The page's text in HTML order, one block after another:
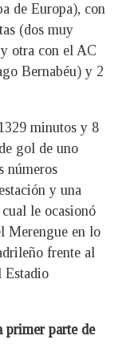
de Europa), con
(dos muy
otra con el AC
Bernabéu) y 2
minutos y 8
gol de uno
números
y una
le ocasionó
Merengue en lo
frente al
Estadio
primer parte de